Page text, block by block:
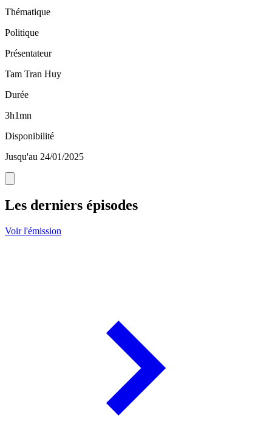
Thématique
Politique
Présentateur
Tam Tran Huy
Durée
3h1mn
Disponibilité
Jusqu'au 24/01/2025
Les derniers épisodes
Voir l'émission